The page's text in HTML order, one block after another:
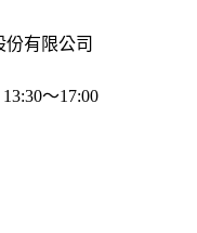
份有限公司
～17:00